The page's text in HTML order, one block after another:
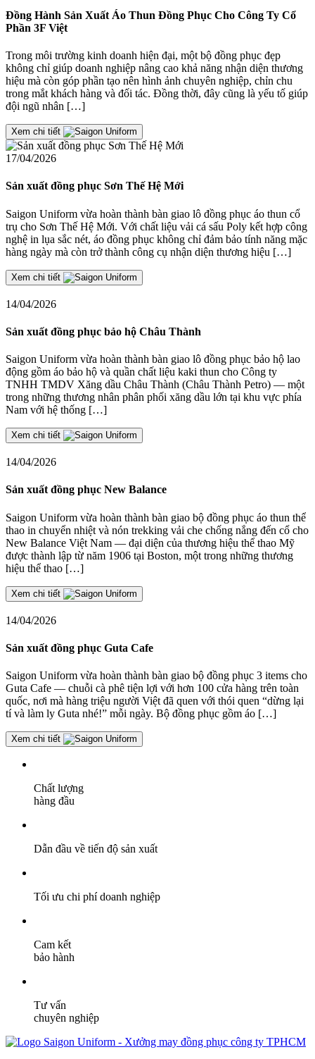
Đồng Hành Sản Xuất Áo Thun Đồng Phục Cho Công Ty Cổ
Phần 3F Việt
Trong môi trường kinh doanh hiện đại, một bộ đồng phục đẹp
không chỉ giúp doanh nghiệp nâng cao khả năng nhận diện thương
hiệu mà còn góp phần tạo nên hình ảnh chuyên nghiệp, chỉn chu
trong mắt khách hàng và đối tác. Đồng thời, đây cũng là yếu tố giúp
đội ngũ nhân […]
Xem chi tiết
17/04/2026
Sản xuất đồng phục Sơn Thế Hệ Mới
Saigon Uniform vừa hoàn thành bàn giao lô đồng phục áo thun cổ
trụ cho Sơn Thế Hệ Mới. Với chất liệu vải cá sấu Poly kết hợp công
nghệ in lụa sắc nét, áo đồng phục không chỉ đảm bảo tính năng mặc
hàng ngày mà còn trở thành công cụ nhận diện thương hiệu […]
Xem chi tiết
14/04/2026
Sản xuất đồng phục bảo hộ Châu Thành
Saigon Uniform vừa hoàn thành bàn giao lô đồng phục bảo hộ lao
động gồm áo bảo hộ và quần chất liệu kaki thun cho Công ty
TNHH TMDV Xăng dầu Châu Thành (Châu Thành Petro) — một
trong những thương nhân phân phối xăng dầu lớn tại khu vực phía
Nam với hệ thống […]
Xem chi tiết
14/04/2026
Sản xuất đồng phục New Balance
Saigon Uniform vừa hoàn thành bàn giao bộ đồng phục áo thun thể
thao in chuyển nhiệt và nón trekking vải che chống nắng đến cổ cho
New Balance Việt Nam — đại diện của thương hiệu thể thao Mỹ
được thành lập từ năm 1906 tại Boston, một trong những thương
hiệu thể thao […]
Xem chi tiết
14/04/2026
Sản xuất đồng phục Guta Cafe
Saigon Uniform vừa hoàn thành bàn giao bộ đồng phục 3 items cho
Guta Cafe — chuỗi cà phê tiện lợi với hơn 100 cửa hàng trên toàn
quốc, nơi mà hàng triệu người Việt đã quen với thói quen “dừng lại
tí và làm ly Guta nhé!” mỗi ngày. Bộ đồng phục gồm áo […]
Xem chi tiết
Chất lượng
hàng đầu
Dẫn đầu về tiến độ sản xuất
Tối ưu chi phí doanh nghiệp
Cam kết
bảo hành
Tư vấn
chuyên nghiệp